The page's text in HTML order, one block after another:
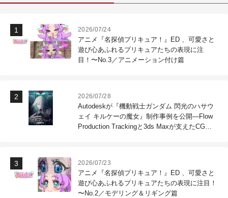
2026/07/24
アニメ『名探偵プリキュア！』ED 、可愛さと
遊び心あふれるプリキュアたちの表現に注
目！〜No.3／アニメーション付け篇
2026/07/28
Autodeskが『機動戦士ガンダム 閃光のハサウ
ェイ キルケーの魔女』制作事例を公開―Flow
Production Trackingと3ds Maxが支えたCG制
2026/07/23
アニメ『名探偵プリキュア！』ED 、可愛さと
遊び心あふれるプリキュアたちの表現に注目！
〜No.2／モデリング＆リギング篇